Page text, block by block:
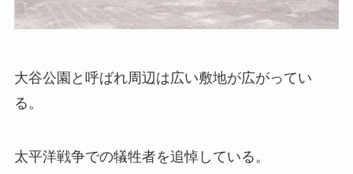
大谷公園と呼ばれ周辺は広い敷地が広がってい
る。
太平洋戦争での犠牲者を追悼している。